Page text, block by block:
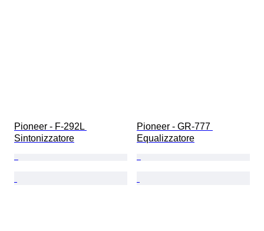
Pioneer - F-292L
Sintonizzatore
Pioneer - GR-777
Equalizzatore